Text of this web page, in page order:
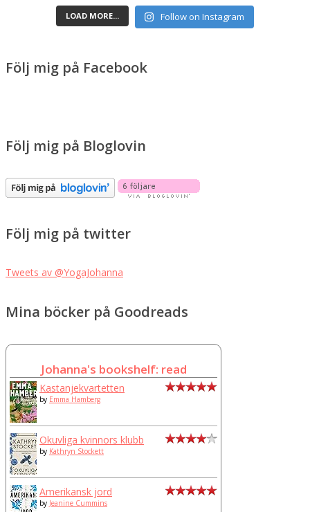
LOAD MORE... Follow on Instagram
Följ mig på Facebook
Följ mig på Bloglovin
Följ mig på twitter
Tweets av @YogaJohanna
Mina böcker på Goodreads
Johanna's bookshelf: read
Kastanjekvartetten
by Emma Hamberg
Okuvliga kvinnors klubb
by Kathryn Stockett
Amerikansk jord
by Jeanine Cummins